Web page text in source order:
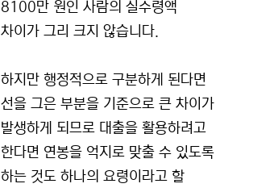
8100만 원인 사람의 실수령액
차이가 그리 크지 않습니다.
하지만 행정적으로 구분하게 된다면
선을 그은 부분을 기준으로 큰 차이가
발생하게 되므로 대출을 활용하려고
한다면 연봉을 억지로 맞출 수 있도록
하는 것도 하나의 요령이라고 할